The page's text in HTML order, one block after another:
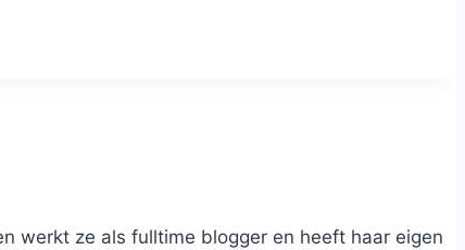
werkt ze als fulltime blogger en heeft haar eigen